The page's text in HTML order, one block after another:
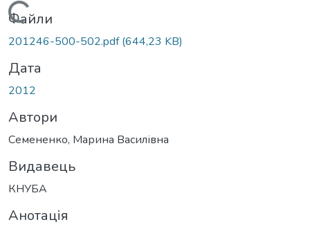
Вантажиться...
Файли
201246-500-502.pdf(644,23 KB)
Дата
2012
Автори
Семененко, Марина Василівна
Видавець
КНУБА
Анотація